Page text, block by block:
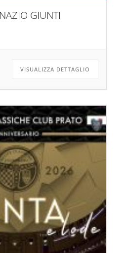
GIUNTI
VISUALIZZA DETTAGLIO